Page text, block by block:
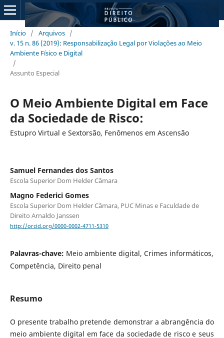
Início / Arquivos /
v. 15 n. 86 (2019): Responsabilização Legal por Violações ao Meio
Ambiente Físico e Digital
/
Assunto Especial
O Meio Ambiente Digital em Face
da Sociedade de Risco:
Estupro Virtual e Sextorsão, Fenômenos em Ascensão
Samuel Fernandes dos Santos
Escola Superior Dom Helder Câmara
Magno Federici Gomes
Escola Superior Dom Helder Câmara, PUC Minas e Faculdade de
Direito Arnaldo Janssen
http://orcid.org/0000-0002-4711-5310
Palavras-chave: Meio ambiente digital, Crimes informáticos,
Competência, Direito penal
Resumo
O presente trabalho pretende demonstrar a abrangência do
meio ambiente digital em face da sociedade de risco e seus